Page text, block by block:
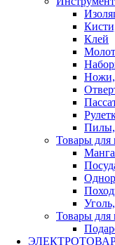
Клей
Ножи,
Пилы,
Товары для
Товары для